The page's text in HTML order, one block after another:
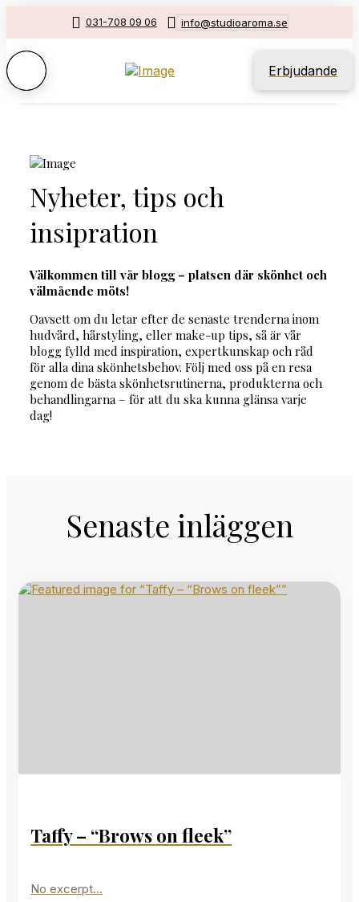
031-708 09 06 info@studioaroma.se
Erbjudande
Nyheter, tips och
insipration
Välkommen till vår blogg – platsen där skönhet och
välmående möts!
Oavsett om du letar efter de senaste trenderna inom
hudvård, hårstyling, eller make-up tips, så är vår
blogg fylld med inspiration, expertkunskap och råd
för alla dina skönhetsbehov. Följ med oss på en resa
genom de bästa skönhetsrutinerna, produkterna och
behandlingarna – för att du ska kunna glänsa varje
dag!
Senaste inläggen
Taffy – “Brows on fleek”
No excerpt…